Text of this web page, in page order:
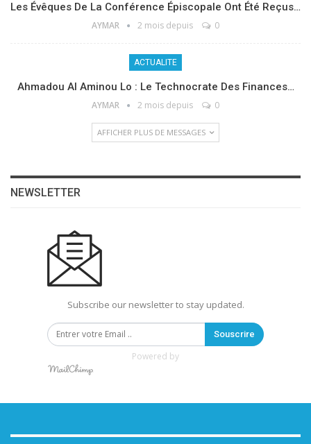
Les Évêques De La Conférence Épiscopale Ont Été Reçus…
AYMAR 2 mois depuis 0
ACTUALITE
Ahmadou Al Aminou Lo : Le Technocrate Des Finances…
AYMAR 2 mois depuis 0
AFFICHER PLUS DE MESSAGES
NEWSLETTER
Subscribe our newsletter to stay updated.
Souscrire
Powered by